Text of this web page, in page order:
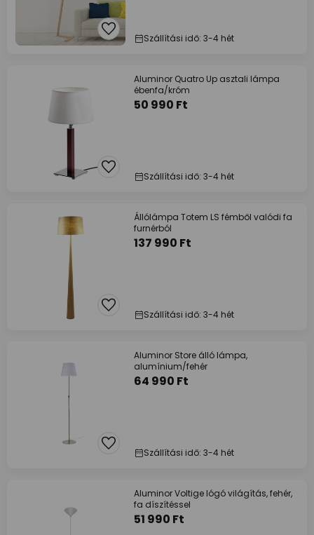
Szállítási idő: 3-4 hét
Aluminor Quatro Up asztali lámpa
ébenfa/króm
50 990 Ft
Szállítási idő: 3-4 hét
Állólámpa Totem LS fémből valódi fa
furnérból
137 990 Ft
Szállítási idő: 3-4 hét
Aluminor Store álló lámpa,
alumínium/fehér
64 990 Ft
Szállítási idő: 3-4 hét
Aluminor Voltige lógó világítás, fehér,
fa díszítéssel
51 990 Ft